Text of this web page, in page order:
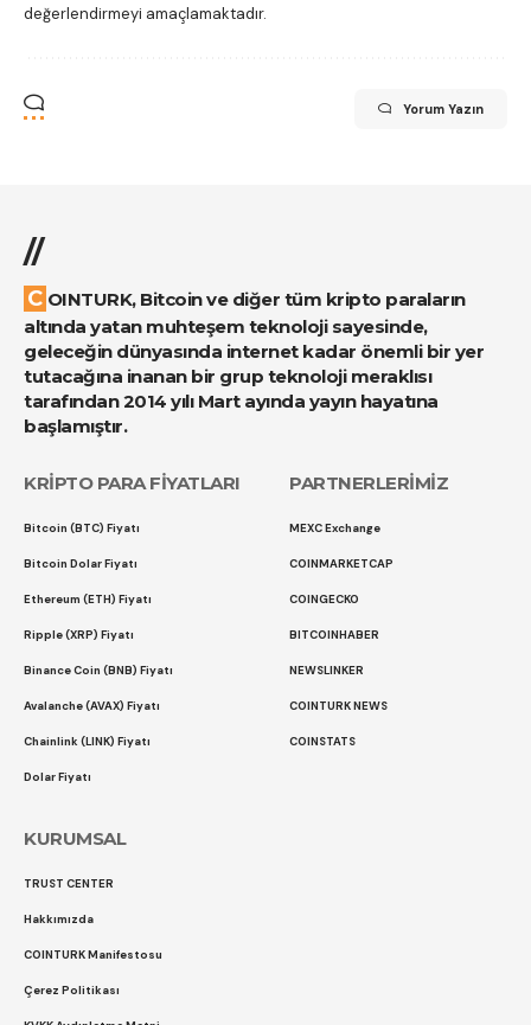
değerlendirmeyi amaçlamaktadır.
Yorum Yazın
//
COINTURK, Bitcoin ve diğer tüm kripto paraların
altında yatan muhteşem teknoloji sayesinde,
geleceğin dünyasında internet kadar önemli bir yer
tutacağına inanan bir grup teknoloji meraklısı
tarafından 2014 yılı Mart ayında yayın hayatına
başlamıştır.
KRİPTO PARA FİYATLARI
Bitcoin (BTC) Fiyatı
Bitcoin Dolar Fiyatı
Ethereum (ETH) Fiyatı
Ripple (XRP) Fiyatı
Binance Coin (BNB) Fiyatı
Avalanche (AVAX) Fiyatı
Chainlink (LINK) Fiyatı
Dolar Fiyatı
PARTNERLERİMİZ
MEXC Exchange
COINMARKETCAP
COINGECKO
BITCOINHABER
NEWSLINKER
COINTURK NEWS
COINSTATS
KURUMSAL
TRUST CENTER
Hakkımızda
COINTURK Manifestosu
Çerez Politikası